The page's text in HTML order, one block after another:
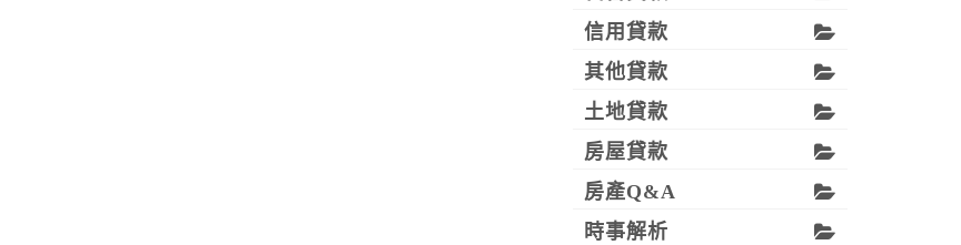
信用貸款
其他貸款
土地貸款
房屋貸款
房產Q&A
時事解析